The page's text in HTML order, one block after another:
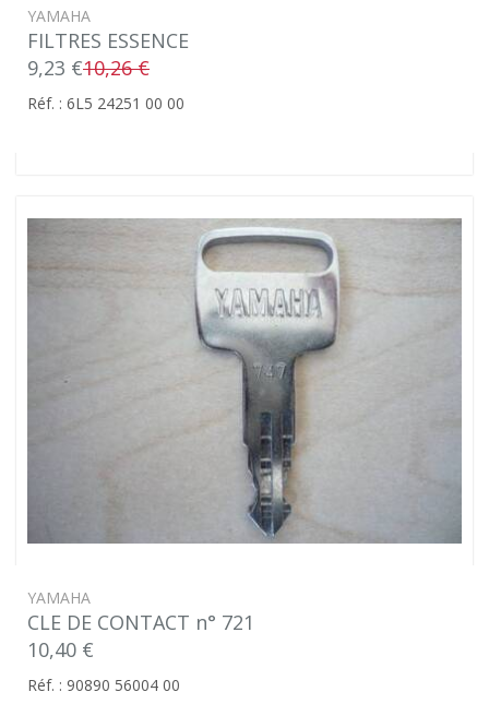
YAMAHA
FILTRES ESSENCE
9,23 €10,26 €
Réf. : 6L5 24251 00 00
YAMAHA
CLE DE CONTACT n° 721
10,40 €
Réf. : 90890 56004 00